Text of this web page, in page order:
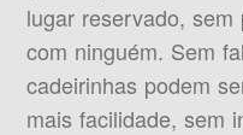
lugar reservado,
com ninguém. Sem
cadeirinhas podem
mais facilidade, sem